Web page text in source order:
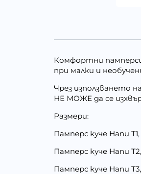
Комфортни
при малки и
Чрез използването
НЕ МОЖЕ да се
Размери:
Памперс куче Напи
Памперс куче Напи
Памперс куче Напи